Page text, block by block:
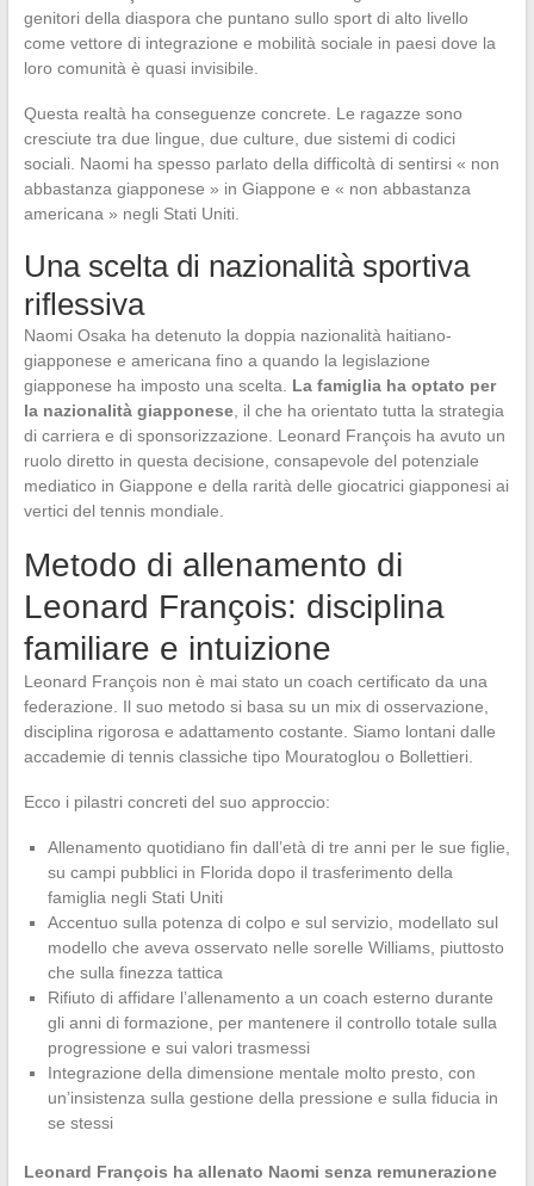
genitori della diaspora che puntano sullo sport di alto livello
come vettore di integrazione e mobilità sociale in paesi dove la
loro comunità è quasi invisibile.
Questa realtà ha conseguenze concrete. Le ragazze sono
cresciute tra due lingue, due culture, due sistemi di codici
sociali. Naomi ha spesso parlato della difficoltà di sentirsi « non
abbastanza giapponese » in Giappone e « non abbastanza
americana » negli Stati Uniti.
Una scelta di nazionalità sportiva
riflessiva
Naomi Osaka ha detenuto la doppia nazionalità haitiano-
giapponese e americana fino a quando la legislazione
giapponese ha imposto una scelta. La famiglia ha optato per
la nazionalità giapponese, il che ha orientato tutta la strategia
di carriera e di sponsorizzazione. Leonard François ha avuto un
ruolo diretto in questa decisione, consapevole del potenziale
mediatico in Giappone e della rarità delle giocatrici giapponesi ai
vertici del tennis mondiale.
Metodo di allenamento di
Leonard François: disciplina
familiare e intuizione
Leonard François non è mai stato un coach certificato da una
federazione. Il suo metodo si basa su un mix di osservazione,
disciplina rigorosa e adattamento costante. Siamo lontani dalle
accademie di tennis classiche tipo Mouratoglou o Bollettieri.
Ecco i pilastri concreti del suo approccio:
Allenamento quotidiano fin dall’età di tre anni per le sue figlie,
su campi pubblici in Florida dopo il trasferimento della
famiglia negli Stati Uniti
Accentuo sulla potenza di colpo e sul servizio, modellato sul
modello che aveva osservato nelle sorelle Williams, piuttosto
che sulla finezza tattica
Rifiuto di affidare l’allenamento a un coach esterno durante
gli anni di formazione, per mantenere il controllo totale sulla
progressione e sui valori trasmessi
Integrazione della dimensione mentale molto presto, con
un’insistenza sulla gestione della pressione e sulla fiducia in
se stessi
Leonard François ha allenato Naomi senza remunerazione